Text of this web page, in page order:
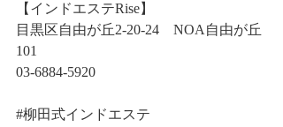
【インドエステRise】
目黒区自由が丘2-20-24　NOA自由が丘
101
03-6884-5920
#柳田式インドエステ